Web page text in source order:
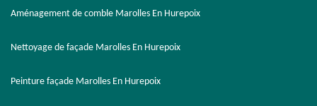
Aménagement de comble Marolles En Hurepoix
Nettoyage de façade Marolles En Hurepoix
Peinture façade Marolles En Hurepoix